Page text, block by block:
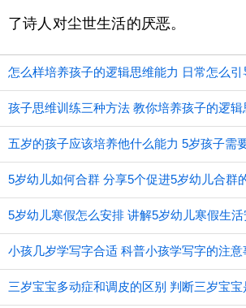
了诗人对尘世生活的厌恶。
怎么样培养孩子的逻辑思维能力 日常怎么引
孩子思维训练三种方法 教你培养孩子的逻辑
五岁的孩子应该培养他什么能力 5岁孩子需
5岁幼儿如何合群 分享5个促进5岁幼儿合群
5岁幼儿寒假怎么安排 讲解5岁幼儿寒假生
小孩几岁学写字合适 科普小孩学写字的注意